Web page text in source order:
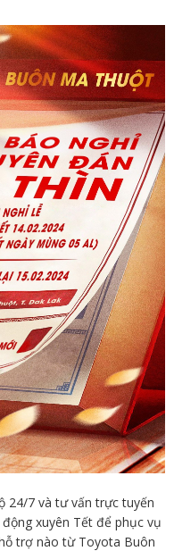
24/7 và tư vấn trực tuyến
xuyên Tết để phục vụ
trợ nào từ Toyota Buôn